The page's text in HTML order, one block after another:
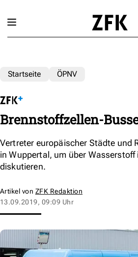
Startseite ÖPNV
Brennstoffzellen-
Vertreter europäischer Städte und
in Wuppertal, um über Wasserstoff
diskutieren.
Artikel von ZFK Redaktion
13.09.2019, 09:09 Uhr